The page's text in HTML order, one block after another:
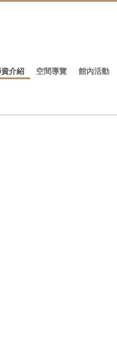
介紹 空間導覽 館內活動